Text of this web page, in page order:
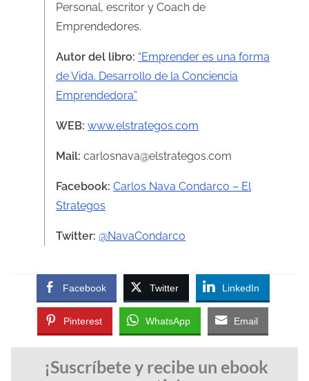
Personal, escritor y Coach de
Emprendedores.
Autor del libro: “Emprender es una forma
de Vida. Desarrollo de la Conciencia
Emprendedora”
WEB: www.elstrategos.com
Mail: carlosnava@elstrategos.com
Facebook: Carlos Nava Condarco – El
Strategos
Twitter: @NavaCondarco
Facebook Twitter LinkedIn
Pinterest WhatsApp Email